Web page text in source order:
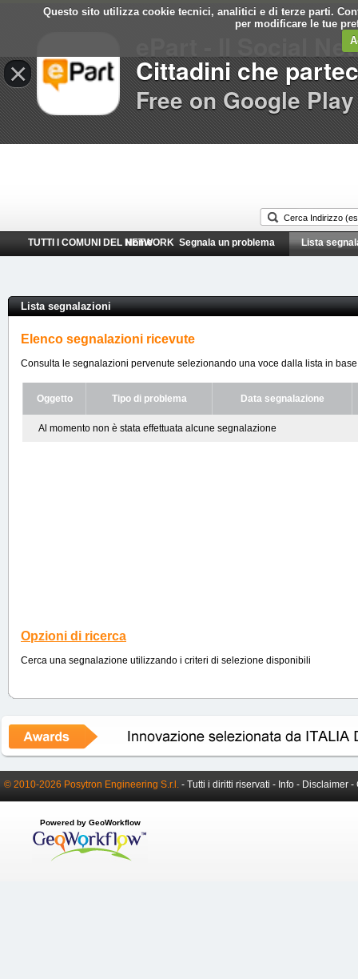
Questo sito utilizza cookie tecnici, analitici e di terze parti.
per modificare le tue
TUTTI I COMUNI DEL NETWORK
Home Segnala un problema Lista
Lista segnalazioni
Elenco segnalazioni ricevute
Consulta le segnalazioni pervenute selezionando una voce dalla lista in
Oggetto Tipo di problema Data segnalazione
Al momento non è stata effettuata alcune segnalazione
Opzioni di ricerca
Cerca una segnalazione utilizzando i criteri di selezione disponibili
© 2010-2026 Posytron Engineering S.r.l. - Tutti i diritti riservati - Info - Disclaimer -
Powered by GeoWorkflow
×
ePart - Il Social
Cittadini che
Free on Google Play